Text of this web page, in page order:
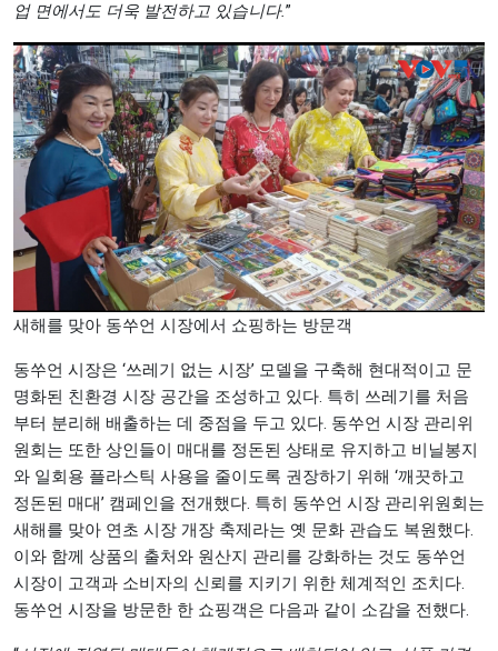
업 면에서도 더욱 발전하고 있습니다.”
새해를 맞아 동쑤언 시장에서 쇼핑하는 방문객
동쑤언 시장은 ‘쓰레기 없는 시장’ 모델을 구축해 현대적이고 문
명화된 친환경 시장 공간을 조성하고 있다. 특히 쓰레기를 처음
부터 분리해 배출하는 데 중점을 두고 있다. 동쑤언 시장 관리위
원회는 또한 상인들이 매대를 정돈된 상태로 유지하고 비닐봉지
와 일회용 플라스틱 사용을 줄이도록 권장하기 위해 ‘깨끗하고
정돈된 매대’ 캠페인을 전개했다. 특히 동쑤언 시장 관리위원회는
새해를 맞아 연초 시장 개장 축제라는 옛 문화 관습도 복원했다.
이와 함께 상품의 출처와 원산지 관리를 강화하는 것도 동쑤언
시장이 고객과 소비자의 신뢰를 지키기 위한 체계적인 조치다.
동쑤언 시장을 방문한 한 쇼핑객은 다음과 같이 소감을 전했다.